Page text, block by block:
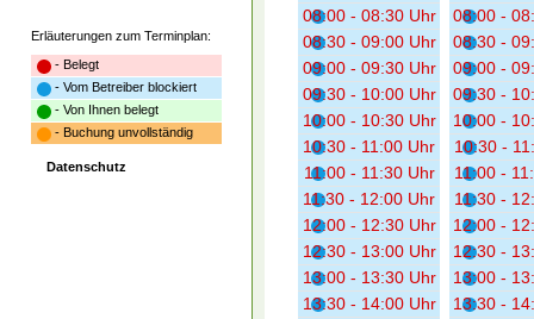
Erläuterungen zum Terminplan:
- Belegt
- Vom Betreiber blockiert
- Von Ihnen belegt
- Buchung unvollständig
Datenschutz
08:00 - 08:30 Uhr
08:30 - 09:00 Uhr
09:00 - 09:30 Uhr
09:30 - 10:00 Uhr
10:00 - 10:30 Uhr
10:30 - 11:00 Uhr
11:00 - 11:30 Uhr
11:30 - 12:00 Uhr
12:00 - 12:30 Uhr
12:30 - 13:00 Uhr
13:00 - 13:30 Uhr
13:30 - 14:00 Uhr
08:00 -
08:30 -
09:00 -
09:30 -
10:00 -
10:30 -
11:00 -
11:30 -
12:00 -
12:30 -
13:00 -
13:30 -